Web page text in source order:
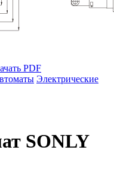
PDF
Электрические
SONLY